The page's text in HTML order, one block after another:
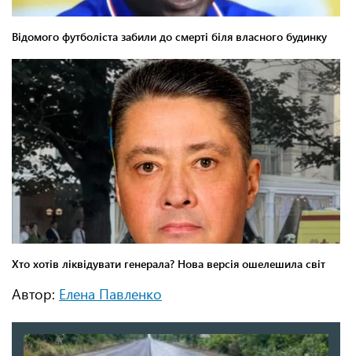
Автор: Елена Павленко